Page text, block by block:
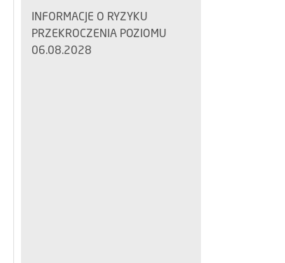
INFORMACJE O RYZYKU
PRZEKROCZENIA POZIOMU
06.08.2028